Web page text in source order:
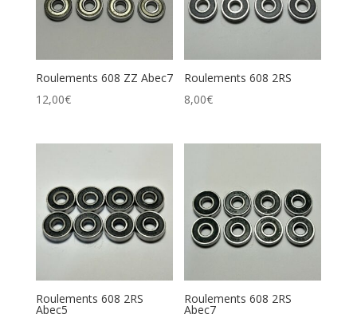
Roulements 608 ZZ Abec7
12,00€
Roulements 608 2RS
8,00€
Roulements 608 2RS
Abec5
Roulements 608 2RS
Abec7